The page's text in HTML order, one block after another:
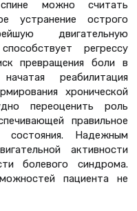
можно считать
устранение острого
двигательную
регрессу
превращения боли в
реабилитация
хронической
переоценить роль
правильное
состояния. Надежным
активности
болевого синдрома.
пациента не